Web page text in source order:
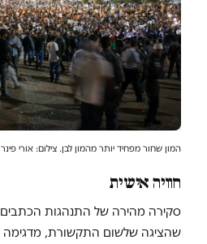
המון שחור מפחיד יותר מהמון לבן. צילום: אורי פינר
חוויה אישית
סקירה מהירה של התנהגות
שהציגה שלשום התקשורת,